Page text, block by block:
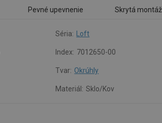
Pevné upevnenie Skrytá montáž
Séria: Loft
Index: 7012650-00
Tvar: Okrúhly
Materiál: Sklo/Kov